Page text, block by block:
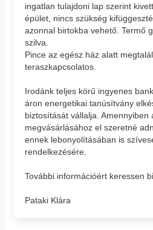
ingatlan tulajdoni lap szerint
épület, nincs szükség
azonnal birtokba vehető. Termő
szilva.
Pince az egész ház alatt
teraszkapcsolatos.
Irodánk teljes körű ingyenes
áron energetikai tanúsítvány
biztosítását vállalja. Amennyiben
megvásárlásához el szeretné
ennek lebonyolításában is
rendelkezésére.
További információért keressen
Pataki Klára